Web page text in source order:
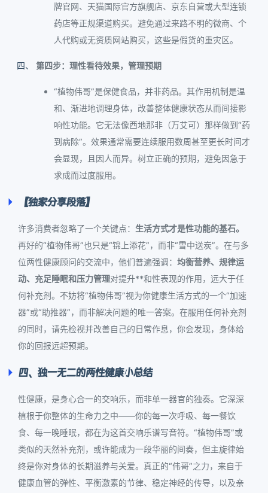
牌官网、天猫国际官方旗舰店、京东自营或大型连锁
药店等正规渠道购买。避免通过来路不明的微商、个
人代购或无资质网站购买，这些是假货的重灾区。
第四步：理性看待效果，管理预期
“植物伟哥”是保健食品，并非药品。其作用机制是温
和、渐进地调理身体，改善整体健康状态从而间接影
响性功能。它无法像西地那非（万艾可）那样做到“药
到病除”。效果通常需要连续服用数周甚至更长时间才
会显现，且因人而异。树立正确的预期，避免因急于
求成而过度服用。
【独家分享段落】
许多消费者忽略了一个关键点： 生活方式才是性功能的基石。
再好的“植物伟哥”也只是“锦上添花”，而非“雪中送炭”。在与多
位两性健康顾问的交流中，他们普遍强调： 均衡营养、规律运
动、充足睡眠和压力管理对提升**和性表现的作用，远大于任
何补充剂。不妨将“植物伟哥”视为你健康生活方式的一个“加速
器”或“助推器”，而非解决问题的唯一答案。在服用任何补充剂
的同时，请先检视并改善自己的日常作息，你会发现，身体给
你的回报远超预期。
四、独一无二的两性健康小总结
性健康，是身心合一的交响乐，而非单一器官的独奏。它深深
植根于你整体的生命力之中——你的每一次呼吸、每一餐饮
食、每一晚睡眠，都在为这首交响乐谱写音符。“植物伟哥”或
类似的天然补充剂，或许能成为一段华丽的间奏，但主旋律始
终是你对身体的长期滋养与关爱。真正的“伟哥”之力，来自于
健康血管的弹性、平衡激素的节律、稳定神经的传导，以及亲